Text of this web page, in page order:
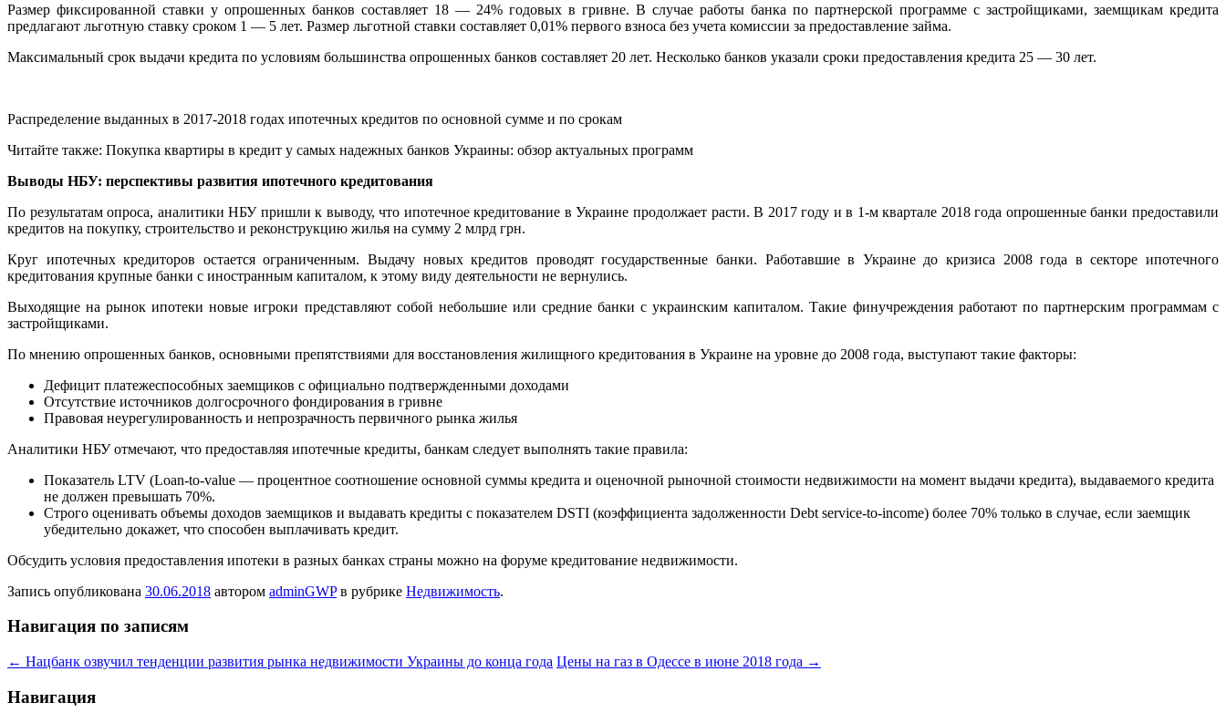
Размер фиксированной ставки у опрошенных банков составляет 18 — 24% годовых в гривне. В случае работы банка по партнерской программе с застройщиками, заемщикам кредита
предлагают льготную ставку сроком 1 — 5 лет. Размер льготной ставки составляет 0,01% первого взноса без учета комиссии за предоставление займа.
Максимальный срок выдачи кредита по условиям большинства опрошенных банков составляет 20 лет. Несколько банков указали сроки предоставления кредита 25 — 30 лет.
Распределение выданных в 2017-2018 годах ипотечных кредитов по основной сумме и по срокам
Читайте также: Покупка квартиры в кредит у самых надежных банков Украины: обзор актуальных программ
Выводы НБУ: перспективы развития ипотечного кредитования
По результатам опроса, аналитики НБУ пришли к выводу, что ипотечное кредитование в Украине продолжает расти. В 2017 году и в 1-м квартале 2018 года опрошенные банки предоставили
кредитов на покупку, строительство и реконструкцию жилья на сумму 2 млрд грн.
Круг ипотечных кредиторов остается ограниченным. Выдачу новых кредитов проводят государственные банки. Работавшие в Украине до кризиса 2008 года в секторе ипотечного
кредитования крупные банки с иностранным капиталом, к этому виду деятельности не вернулись.
Выходящие на рынок ипотеки новые игроки представляют собой небольшие или средние банки с украинским капиталом. Такие финучреждения работают по партнерским программам с
застройщиками.
По мнению опрошенных банков, основными препятствиями для восстановления жилищного кредитования в Украине на уровне до 2008 года, выступают такие факторы:
Дефицит платежеспособных заемщиков с официально подтвержденными доходами
Отсутствие источников долгосрочного фондирования в гривне
Правовая неурегулированность и непрозрачность первичного рынка жилья
Аналитики НБУ отмечают, что предоставляя ипотечные кредиты, банкам следует выполнять такие правила:
Показатель LTV (Loan-to-value — процентное соотношение основной суммы кредита и оценочной рыночной стоимости недвижимости на момент выдачи кредита), выдаваемого кредита
не должен превышать 70%.
Строго оценивать объемы доходов заемщиков и выдавать кредиты с показателем DSTI (коэффициента задолженности Debt service-to-income) более 70% только в случае, если заемщик
убедительно докажет, что способен выплачивать кредит.
Обсудить условия предоставления ипотеки в разных банках страны можно на форуме кредитование недвижимости.
Запись опубликована 30.06.2018 автором adminGWPв рубрике Недвижимость.
Навигация по записям
← Нацбанк озвучил тенденции развития рынка недвижимости Украины до конца года Цены на газ в Одессе в июне 2018 года →
Навигация